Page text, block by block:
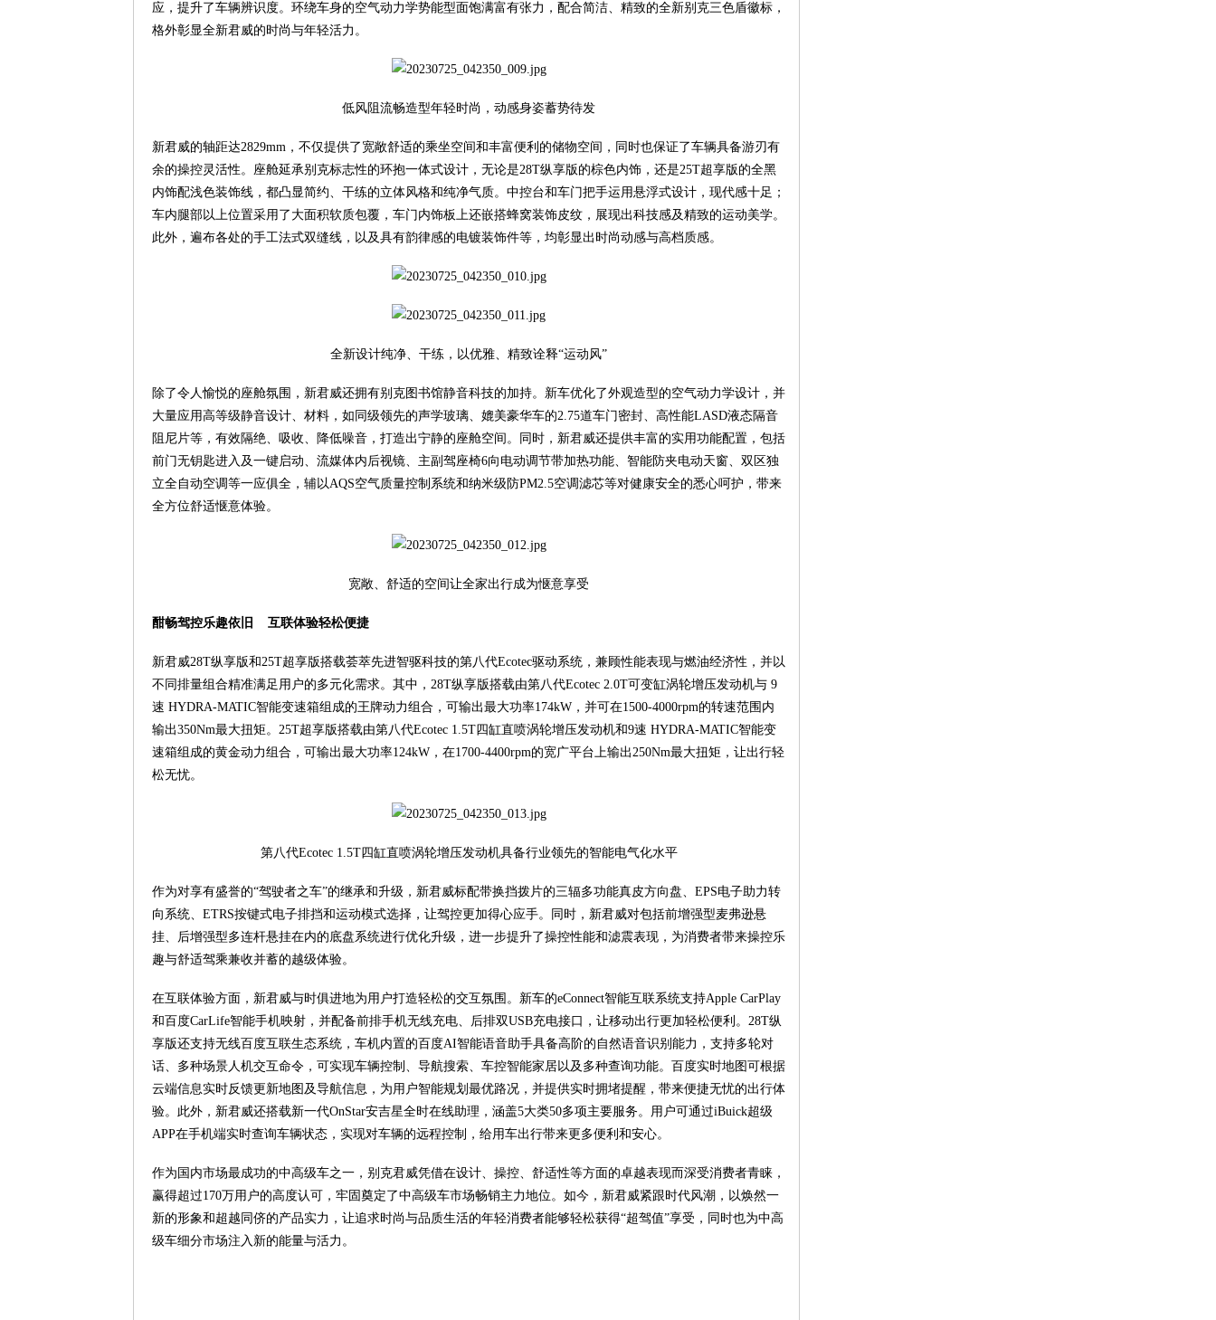
应，提升了车辆辨识度。环绕车身的空气动力学势能型面饱满富有张力，配合简洁、精致的全新别克三色盾徽标，
格外彰显全新君威的时尚与年轻活力。
低风阻流畅造型年轻时尚，动感身姿蓄势待发
新君威的轴距达2829mm，不仅提供了宽敞舒适的乘坐空间和丰富便利的储物空间，同时也保证了车辆具备游刃有
余的操控灵活性。座舱延承别克标志性的环抱一体式设计，无论是28T纵享版的棕色内饰，还是25T超享版的全黑
内饰配浅色装饰线，都凸显简约、干练的立体风格和纯净气质。中控台和车门把手运用悬浮式设计，现代感十足；
车内腿部以上位置采用了大面积软质包覆，车门内饰板上还嵌搭蜂窝装饰皮纹，展现出科技感及精致的运动美学。
此外，遍布各处的手工法式双缝线，以及具有韵律感的电镀装饰件等，均彰显出时尚动感与高档质感。
全新设计纯净、干练，以优雅、精致诠释“运动风”
除了令人愉悦的座舱氛围，新君威还拥有别克图书馆静音科技的加持。新车优化了外观造型的空气动力学设计，并
大量应用高等级静音设计、材料，如同级领先的声学玻璃、媲美豪华车的2.75道车门密封、高性能LASD液态隔音
阻尼片等，有效隔绝、吸收、降低噪音，打造出宁静的座舱空间。同时，新君威还提供丰富的实用功能配置，包括
前门无钥匙进入及一键启动、流媒体内后视镜、主副驾座椅6向电动调节带加热功能、智能防夹电动天窗、双区独
立全自动空调等一应俱全，辅以AQS空气质量控制系统和纳米级防PM2.5空调滤芯等对健康安全的悉心呵护，带来
全方位舒适惬意体验。
宽敞、舒适的空间让全家出行成为惬意享受
酣畅驾控乐趣依旧 互联体验轻松便捷
新君威28T纵享版和25T超享版搭载荟萃先进智驱科技的第八代Ecotec驱动系统，兼顾性能表现与燃油经济性，并以
不同排量组合精准满足用户的多元化需求。其中，28T纵享版搭载由第八代Ecotec 2.0T可变缸涡轮增压发动机与 9
速 HYDRA-MATIC智能变速箱组成的王牌动力组合，可输出最大功率174kW，并可在1500-4000rpm的转速范围内
输出350Nm最大扭矩。25T超享版搭载由第八代Ecotec 1.5T四缸直喷涡轮增压发动机和9速 HYDRA-MATIC智能变
速箱组成的黄金动力组合，可输出最大功率124kW，在1700-4400rpm的宽广平台上输出250Nm最大扭矩，让出行轻
松无忧。
第八代Ecotec 1.5T四缸直喷涡轮增压发动机具备行业领先的智能电气化水平
作为对享有盛誉的“驾驶者之车”的继承和升级，新君威标配带换挡拨片的三辐多功能真皮方向盘、EPS电子助力转
向系统、ETRS按键式电子排挡和运动模式选择，让驾控更加得心应手。同时，新君威对包括前增强型麦弗逊悬
挂、后增强型多连杆悬挂在内的底盘系统进行优化升级，进一步提升了操控性能和滤震表现，为消费者带来操控乐
趣与舒适驾乘兼收并蓄的越级体验。
在互联体验方面，新君威与时俱进地为用户打造轻松的交互氛围。新车的eConnect智能互联系统支持Apple CarPlay
和百度CarLife智能手机映射，并配备前排手机无线充电、后排双USB充电接口，让移动出行更加轻松便利。28T纵
享版还支持无线百度互联生态系统，车机内置的百度AI智能语音助手具备高阶的自然语音识别能力，支持多轮对
话、多种场景人机交互命令，可实现车辆控制、导航搜索、车控智能家居以及多种查询功能。百度实时地图可根据
云端信息实时反馈更新地图及导航信息，为用户智能规划最优路况，并提供实时拥堵提醒，带来便捷无忧的出行体
验。此外，新君威还搭载新一代OnStar安吉星全时在线助理，涵盖5大类50多项主要服务。用户可通过iBuick超级
APP在手机端实时查询车辆状态，实现对车辆的远程控制，给用车出行带来更多便利和安心。
作为国内市场最成功的中高级车之一，别克君威凭借在设计、操控、舒适性等方面的卓越表现而深受消费者青睐，
赢得超过170万用户的高度认可，牢固奠定了中高级车市场畅销主力地位。如今，新君威紧跟时代风潮，以焕然一
新的形象和超越同侪的产品实力，让追求时尚与品质生活的年轻消费者能够轻松获得“超驾值”享受，同时也为中高
级车细分市场注入新的能量与活力。